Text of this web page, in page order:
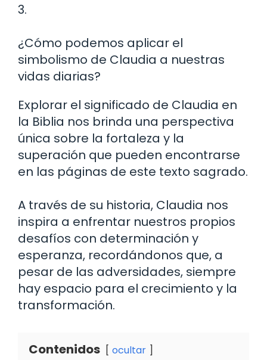
3.
¿Cómo podemos aplicar el
simbolismo de Claudia a nuestras
vidas diarias?
Explorar el significado de Claudia en
la Biblia nos brinda una perspectiva
única sobre la fortaleza y ​​la
superación que pueden encontrarse
en las páginas de este texto sagrado.
A través de su historia, Claudia nos
inspira a enfrentar nuestros propios
desafíos con determinación y
esperanza, recordándonos que, a
pesar de las adversidades, siempre
hay espacio para el crecimiento y la
transformación.
Contenidos ocultar